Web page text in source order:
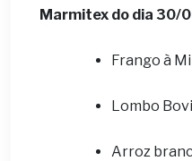
Marmitex do dia 30/
Frango à
Lombo
Arroz